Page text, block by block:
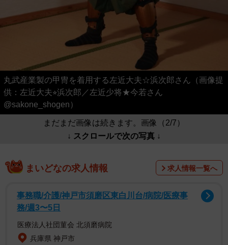
丸武産業製の甲冑を着用する左近大夫☆浜次郎さん（画像提
供：左近大夫⭐︎浜次郎／左近少将★今若さん
@sakone_shogen）
まだまだ画像は続きます。画像（2/7）
↓ スクロールで次の写真 ↓
まいどなの求人情報 求人情報一覧へ
事務職/介護/神戸市須磨区東白川台/病院/医療事
務/週3〜5日
医療法人社団菫会 北須磨病院
兵庫県 神戸市